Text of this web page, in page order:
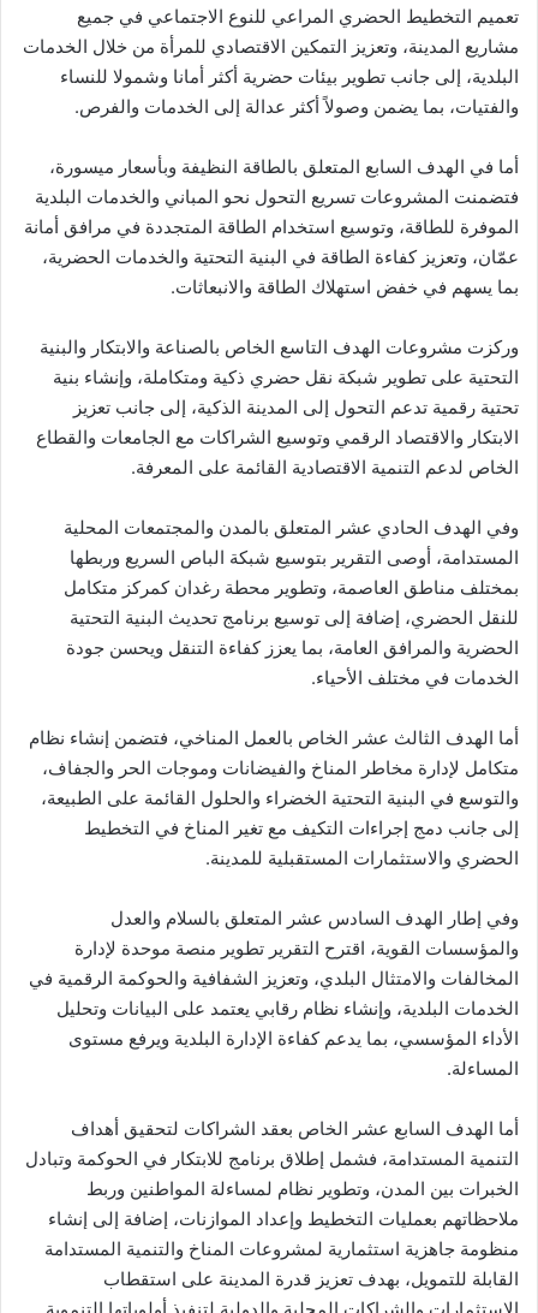
تعميم التخطيط الحضري المراعي للنوع الاجتماعي في جميع
مشاريع المدينة، وتعزيز التمكين الاقتصادي للمرأة من خلال الخدمات
البلدية، إلى جانب تطوير بيئات حضرية أكثر أمانا وشمولا للنساء
والفتيات، بما يضمن وصولاً أكثر عدالة إلى الخدمات والفرص.
أما في الهدف السابع المتعلق بالطاقة النظيفة وبأسعار ميسورة،
فتضمنت المشروعات تسريع التحول نحو المباني والخدمات البلدية
الموفرة للطاقة، وتوسيع استخدام الطاقة المتجددة في مرافق أمانة
عمّان، وتعزيز كفاءة الطاقة في البنية التحتية والخدمات الحضرية،
بما يسهم في خفض استهلاك الطاقة والانبعاثات.
وركزت مشروعات الهدف التاسع الخاص بالصناعة والابتكار والبنية
التحتية على تطوير شبكة نقل حضري ذكية ومتكاملة، وإنشاء بنية
تحتية رقمية تدعم التحول إلى المدينة الذكية، إلى جانب تعزيز
الابتكار والاقتصاد الرقمي وتوسيع الشراكات مع الجامعات والقطاع
الخاص لدعم التنمية الاقتصادية القائمة على المعرفة.
وفي الهدف الحادي عشر المتعلق بالمدن والمجتمعات المحلية
المستدامة، أوصى التقرير بتوسيع شبكة الباص السريع وربطها
بمختلف مناطق العاصمة، وتطوير محطة رغدان كمركز متكامل
للنقل الحضري، إضافة إلى توسيع برنامج تحديث البنية التحتية
الحضرية والمرافق العامة، بما يعزز كفاءة التنقل ويحسن جودة
الخدمات في مختلف الأحياء.
أما الهدف الثالث عشر الخاص بالعمل المناخي، فتضمن إنشاء نظام
متكامل لإدارة مخاطر المناخ والفيضانات وموجات الحر والجفاف،
والتوسع في البنية التحتية الخضراء والحلول القائمة على الطبيعة،
إلى جانب دمج إجراءات التكيف مع تغير المناخ في التخطيط
الحضري والاستثمارات المستقبلية للمدينة.
وفي إطار الهدف السادس عشر المتعلق بالسلام والعدل
والمؤسسات القوية، اقترح التقرير تطوير منصة موحدة لإدارة
المخالفات والامتثال البلدي، وتعزيز الشفافية والحوكمة الرقمية في
الخدمات البلدية، وإنشاء نظام رقابي يعتمد على البيانات وتحليل
الأداء المؤسسي، بما يدعم كفاءة الإدارة البلدية ويرفع مستوى
المساءلة.
أما الهدف السابع عشر الخاص بعقد الشراكات لتحقيق أهداف
التنمية المستدامة، فشمل إطلاق برنامج للابتكار في الحوكمة وتبادل
الخبرات بين المدن، وتطوير نظام لمساءلة المواطنين وربط
ملاحظاتهم بعمليات التخطيط وإعداد الموازنات، إضافة إلى إنشاء
منظومة جاهزية استثمارية لمشروعات المناخ والتنمية المستدامة
القابلة للتمويل، بهدف تعزيز قدرة المدينة على استقطاب